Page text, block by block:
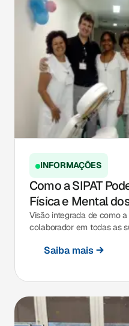
INFORMAÇÕES
Como a SIPAT
Física e Mental
Visão integrada de como
colaborador em todas as
Saiba mais